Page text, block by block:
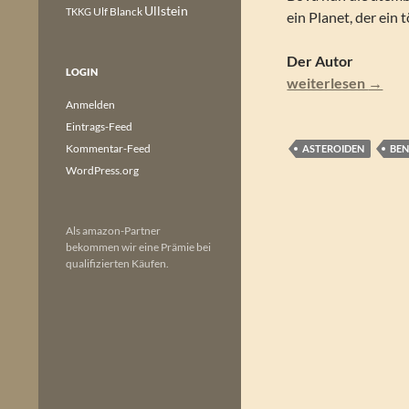
ein Planet, der ein
Der Autor
Ben Bova – Venus
weiterlesen →
ASTEROIDEN
TKKG Ulf Blanck Ullstein
LOGIN
Anmelden
Eintrags-Feed
Kommentar-Feed
WordPress.org
Als amazon-Partner
bekommen wir eine Prämie bei
qualifizierten Käufen.